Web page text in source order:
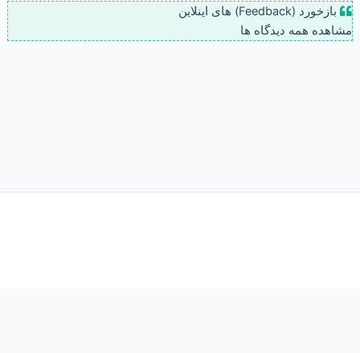
بازخورد (Feedback) های اینلاین
مشاهده همه دیدگاه ها